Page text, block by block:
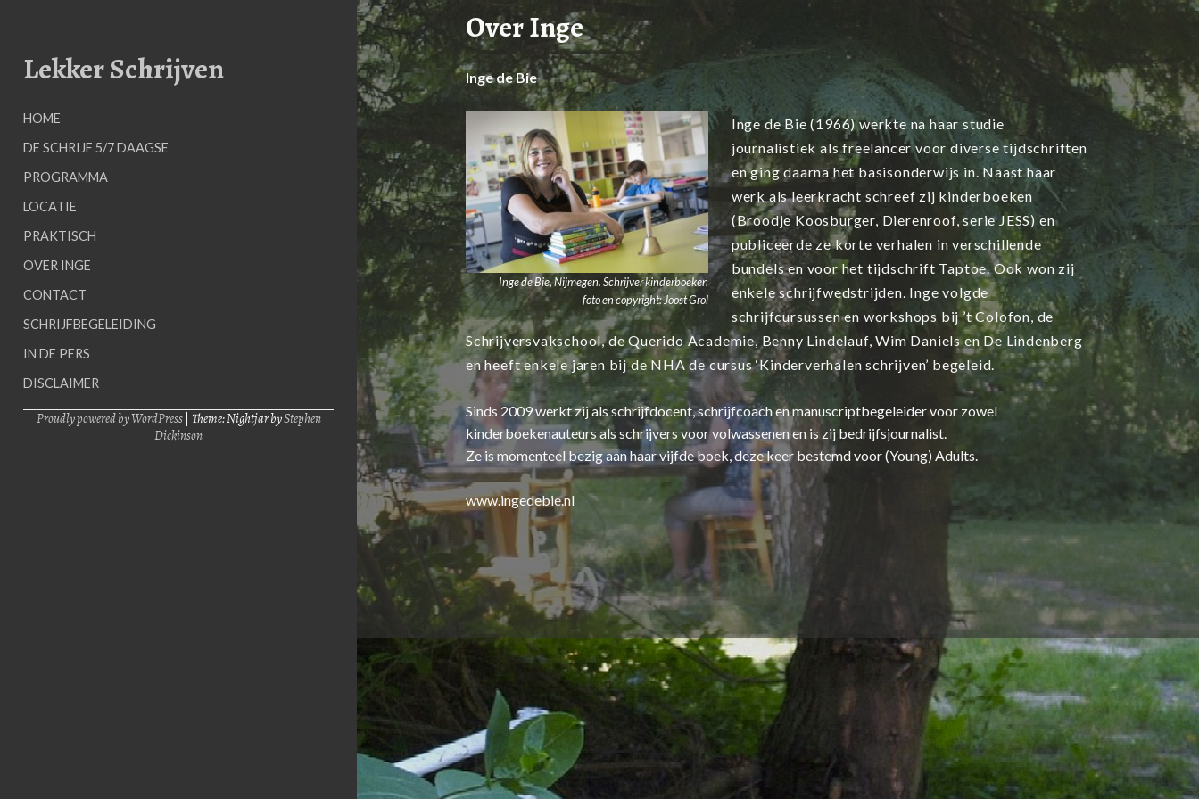
Lekker Schrijven
HOME
DE SCHRIJF 5/7 DAAGSE
PROGRAMMA
LOCATIE
PRAKTISCH
OVER INGE
CONTACT
SCHRIJFBEGELEIDING
IN DE PERS
DISCLAIMER
Proudly powered by WordPress| Theme: Nightjar byStephen
Dickinson
Over Inge
Inge de Bie
Inge de Bie, Nijmegen. Schrijver kinderboeken
foto en copyright: Joost Grol
Inge de Bie (1966) werkte na haar studie
journalistiek als freelancer voor diverse tijdschriften
en ging daarna het basisonderwijs in. Naast haar
werk als leerkracht schreef zij kinderboeken
(Broodje Koosburger, Dierenroof, serie JESS) en
publiceerde ze korte verhalen in verschillende
bundels en voor het tijdschrift Taptoe. Ook won zij
enkele schrijfwedstrijden. Inge volgde
schrijfcursussen en workshops bij ’t Colofon, de
Schrijversvakschool, de Querido Academie, Benny Lindelauf, Wim Daniels en De Lindenberg
en heeft enkele jaren bij de NHA de cursus ‘Kinderverhalen schrijven’ begeleid.
Sinds 2009 werkt zij als schrijfdocent, schrijfcoach en manuscriptbegeleider voor zowel
kinderboekenauteurs als schrijvers voor volwassenen en is zij bedrijfsjournalist.
Ze is momenteel bezig aan haar vijfde boek, deze keer bestemd voor (Young) Adults.
www.ingedebie.nl